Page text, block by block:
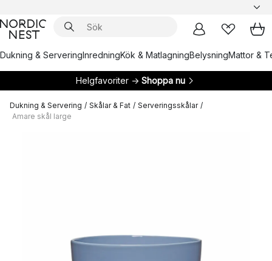
Dukning & ServeringInredningKök & MatlagningBelysningMattor &
Helgfavoriter → Shoppa nu
Dukning & Servering / Skålar & Fat / Serveringsskålar /
Amare skål large